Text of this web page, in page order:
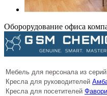
Оборорудование офиса
Мебель для персонала из серий
Кресла для руководителей
Кресла для посетителей